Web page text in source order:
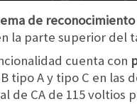
de
la parte superior del
cuenta con
tipo A y tipo C en las
de CA de 115